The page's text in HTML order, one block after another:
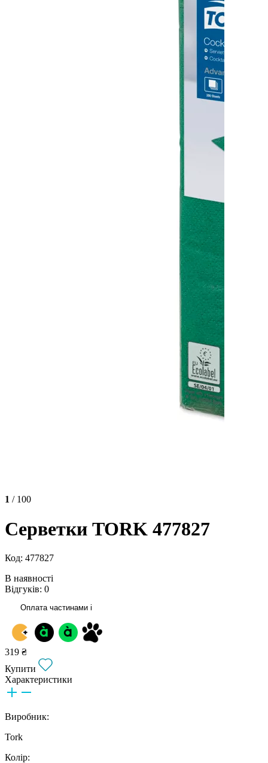
1 / 100
Серветки TORK 477827
Код: 477827
В наявності
Відгуків: 0
Оплата частинами i
319 ₴
Купити
Характеристики
Виробник:
Tork
Колір: